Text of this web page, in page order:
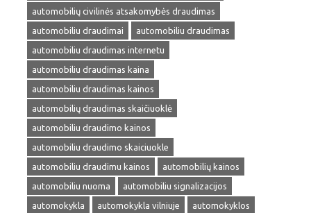
automobilių civilinės atsakomybės draudimas
automobiliu draudimai
automobiliu draudimas
automobiliu draudimas internetu
automobiliu draudimas kaina
automobiliu draudimas kainos
automobilių draudimas skaičiuoklė
automobiliu draudimo kainos
automobiliu draudimo skaiciuokle
automobiliu draudimu kainos
automobilių kainos
automobiliu nuoma
automobiliu signalizacijos
automokykla
automokykla vilniuje
automokyklos